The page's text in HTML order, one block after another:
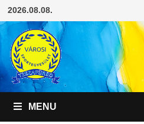
Skip
to
content
2026.08.08.
MENU